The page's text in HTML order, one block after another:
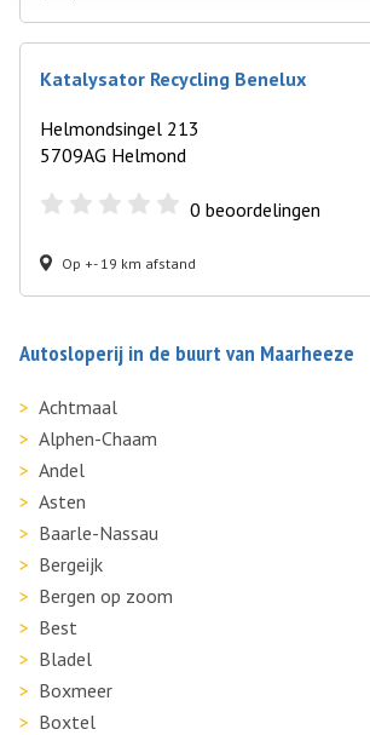
Katalysator Recycling Benelux
Helmondsingel 213
5709AG Helmond
0 beoordelingen
Op +- 19 km afstand
Autosloperij in de buurt van Maarheeze
Achtmaal
Alphen-Chaam
Andel
Asten
Baarle-Nassau
Bergeijk
Bergen op zoom
Best
Bladel
Boxmeer
Boxtel